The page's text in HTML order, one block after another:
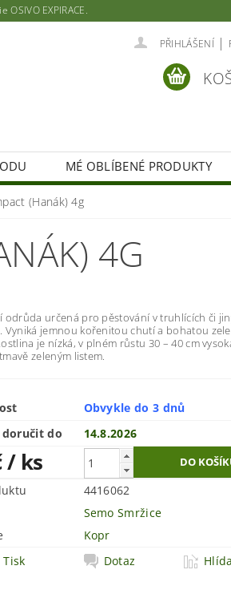
EXPIRACE.
PŘIHLÁŠENÍ |
MÉ OBLÍBENÉ PRODUKTY
(Hanák) 4g
4G
odrůda určená pro pěstování v truhlících či
Vyniká jemnou kořenitou chutí a bohatou
je nízká, v plném růstu 30 – 40 cm
zeleným listem.
Obvykle do 3 dnů
doručit do
14.8.2026
/ ks
4416062
Semo Smržice
Kopr
Tisk
Dotaz